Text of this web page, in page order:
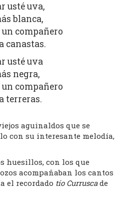
usté uva,
blanca,
compañero
canastas.
usté uva
negra,
compañero
terreras.
aguinaldos que se
con su interesante melodía,
huesillos, con los que
acompañaban los cantos
el recordado tío Curruscade